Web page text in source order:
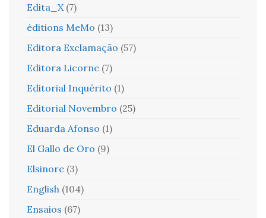
Edita_X (7)
éditions MeMo (13)
Editora Exclamação (57)
Editora Licorne (7)
Editorial Inquérito (1)
Editorial Novembro (25)
Eduarda Afonso (1)
El Gallo de Oro (9)
Elsinore (3)
English (104)
Ensaios (67)